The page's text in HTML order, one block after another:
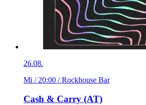
26.08.
Mi / 20:00 / Rockhouse Bar
Cash & Carry (AT)